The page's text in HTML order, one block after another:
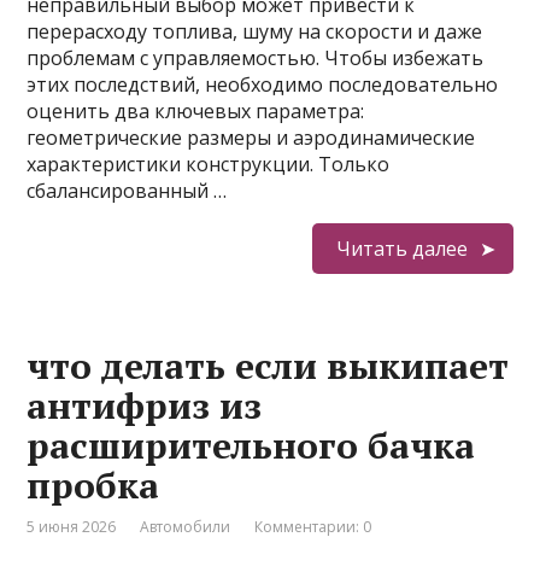
перерасходу топлива, шуму на скорости и даже
проблемам с управляемостью. Чтобы избежать
этих последствий, необходимо последовательно
оценить два ключевых параметра:
геометрические размеры и аэродинамические
характеристики конструкции. Только
сбалансированный …
Читать далее
что делать если выкипает
антифриз из
расширительного бачка
пробка
5 июня 2026 Автомобили Комментарии: 0